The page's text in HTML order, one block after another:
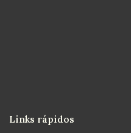
Links rápidos